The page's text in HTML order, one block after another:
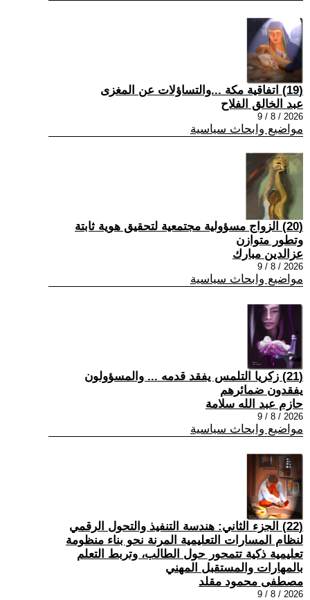
(19) اتفاقية مكة ...والتساؤلات عن المغزى
عبد الخالق الفلاح
2026 / 8 / 9
مواضيع وابحاث سياسية
(20) الزواج مسؤولية مجتمعية لتحقيق هوية ثابتة
وتطور متوازن
عزالدين مبارك
2026 / 8 / 9
مواضيع وابحاث سياسية
(21) زكريا التلمس يفقد قدمه ... والمسؤولون
يفقدون ضمائرهم
حازم عبد الله سلامة
2026 / 8 / 9
مواضيع وابحاث سياسية
(22) الجزء الثاني: هندسة التنفيذ والتحول الرقمي
لنظام المسارات التعليمية المرنة نحو بناء منظومة
تعليمية ذكية تتمحور حول الطالب، وتربط التعلم
بالمهارات والمستقبل المهني
مصطفى محمود مقلد
2026 / 8 / 9